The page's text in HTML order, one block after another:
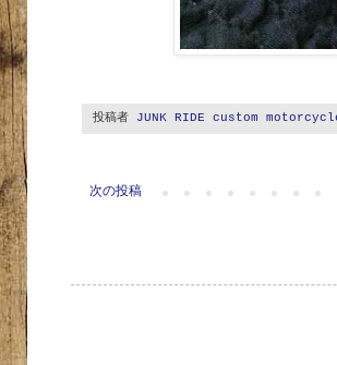
投稿者 JUNK RIDE custom
次の投稿